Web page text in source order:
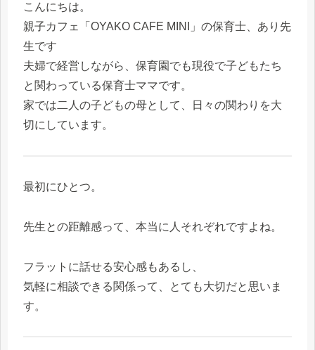
こんにちは。
親子カフェ「OYAKO CAFE MINI」の保育士、あり先
生です
夫婦で経営しながら、保育園でも現役で子どもたち
と関わっている保育士ママです。
家では二人の子どもの母として、日々の関わりを大
切にしています。
最初にひとつ。
先生との距離感って、本当に人それぞれですよね。
フラットに話せる安心感もあるし、
気軽に相談できる関係って、とても大切だと思いま
す。